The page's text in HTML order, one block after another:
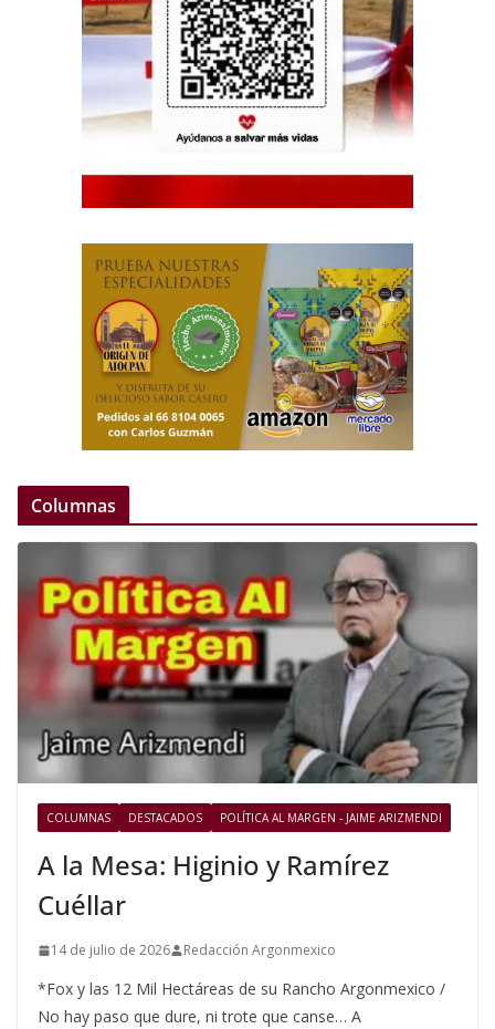
Columnas
COLUMNAS DESTACADOS POLÍTICA AL MARGEN - JAIME ARIZMENDI
A la Mesa: Higinio y Ramírez
Cuéllar
14 de julio de 2026 Redacción Argonmexico
*Fox y las 12 Mil Hectáreas de su Rancho Argonmexico /
No hay paso que dure, ni trote que canse… A